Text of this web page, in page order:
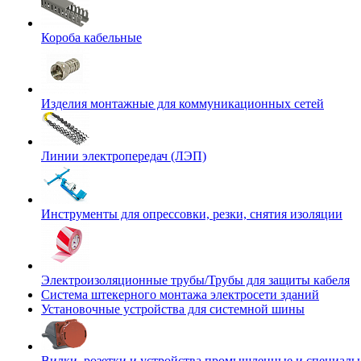
Короба кабельные
Изделия монтажные для коммуникационных сетей
Линии электропередач (ЛЭП)
Инструменты для опрессовки, резки, снятия изоляции
Электроизоляционные трубы/Трубы для защиты кабеля
Система штекерного монтажа электросети зданий
Установочные устройства для системной шины